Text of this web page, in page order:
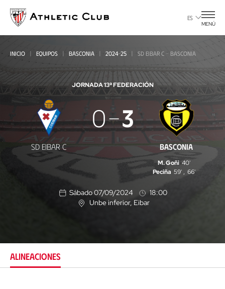
contenido
principal
ES
MENÚ
INICIO EQUIPOS BASCONIA 2024-25 SD EIBAR C - BASCONIA
JORNADA 13ª FEDERACIÓN
SD
Eibar
-
Basconia
SD EIBAR C
0 3
BASCONIA
M. Goñi 40'
Peciña 59' , 66'
Sábado 07/09/2024
18:00
U
ó
Unbe inferior, Eibar
ALINEACIONES